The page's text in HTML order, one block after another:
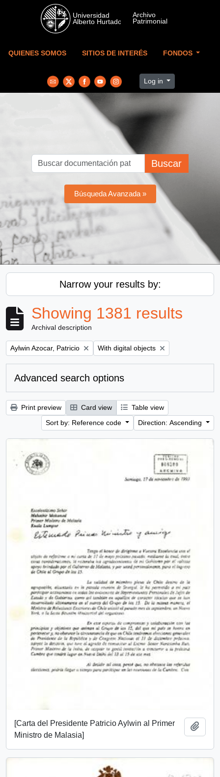
Skip to main content
QUIENES SOMOS SITIOS DE INTERÉS FONDOS
Log in
Buscar
Búsqueda Avanzada »
Narrow your results by:
Showing 1381 results
Archival description
Remove filter:
Aylwin Azocar, Patricio Remove filter:
With digital objects
Advanced search options
Print preview Card view
Table view
Sort by: Reference code
Direction: Ascending
[Carta del Presidente Patricio Aylwin al Primer
Ministro de Malasia]